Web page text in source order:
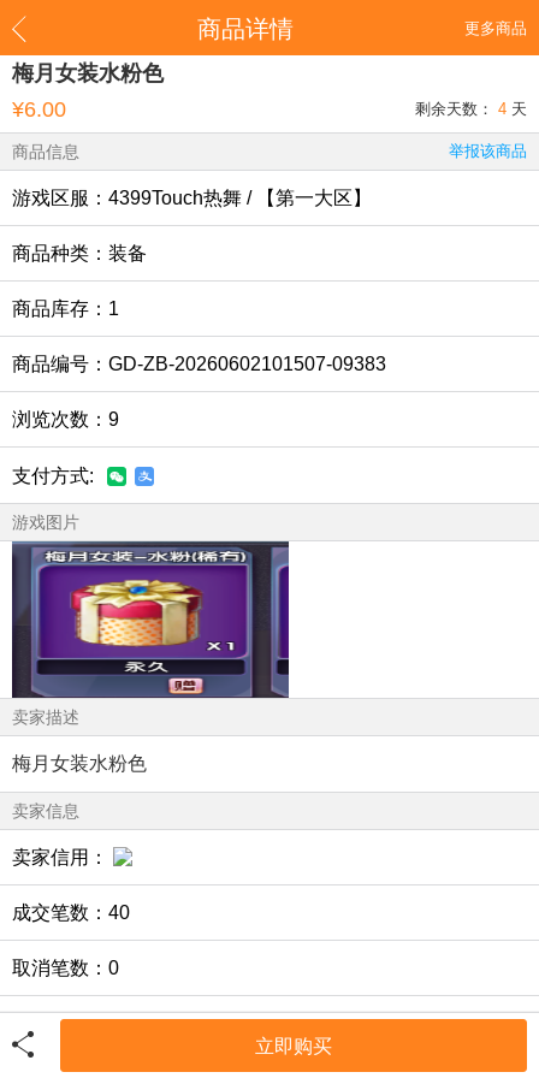
更多商品
商品详情
梅月女装水粉色
剩余天数： 4 天
¥6.00
举报该商品
商品信息
游戏区服：4399Touch热舞 / 【第一大区】
商品种类：装备
商品库存：1
商品编号：GD-ZB-20260602101507-09383
浏览次数：9
支付方式:
游戏图片
卖家描述
梅月女装水粉色
卖家信息
卖家信用：
成交笔数：40
取消笔数：0
成交率：100%
立即购买